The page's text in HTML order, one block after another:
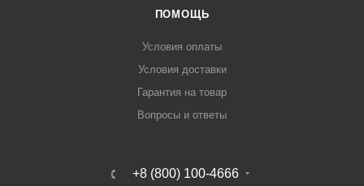
ПОМОЩЬ
Условия оплаты
Условия доставки
Гарантия на товар
Вопросы и ответы
+8 (800) 100-4666